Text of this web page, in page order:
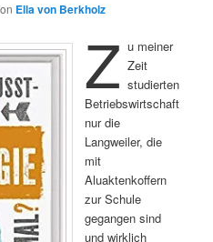
Ella von Berkholz
Z u meiner
Zeit
studierten
Betriebswirtschaft
nur die
Langweiler, die
mit
Aluaktenkoffern
zur Schule
gegangen sind
und wirklich